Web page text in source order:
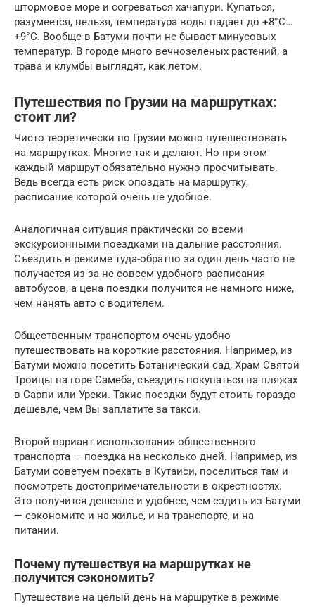
штормовое море и согреваться хачапури. Купаться,
разумеется, нельзя, температура воды падает до +8°С…
+9°С. Вообще в Батуми почти не бывает минусовых
температур. В городе много вечнозеленых растений, а
трава и клумбы выглядят, как летом.
Путешествия по Грузии на маршрутках:
стоит ли?
Чисто теоретически по Грузии можно путешествовать
на маршрутках. Многие так и делают. Но при этом
каждый маршрут обязательно нужно просчитывать.
Ведь всегда есть риск опоздать на маршрутку,
расписание которой очень не удобное.
Аналогичная ситуация практически со всеми
экскурсионными поездками на дальние расстояния.
Съездить в режиме туда-обратно за один день часто не
получается из-за не совсем удобного расписания
автобусов, а цена поездки получится не намного ниже,
чем нанять авто с водителем.
Общественным транспортом очень удобно
путешествовать на короткие расстояния. Например, из
Батуми можно посетить Ботанический сад, Храм Святой
Троицы на горе Самеба, съездить покупаться на пляжах
в Сарпи или Уреки. Такие поездки будут стоить гораздо
дешевле, чем Вы заплатите за такси.
Второй вариант использования общественного
транспорта — поездка на несколько дней. Например, из
Батуми советуем поехать в Кутаиси, поселиться там и
посмотреть достопримечательности в окрестностях.
Это получится дешевле и удобнее, чем ездить из Батуми
— сэкономите и на жилье, и на транспорте, и на
питании.
Почему путешествуя на маршрутках не
получится сэкономить?
Путешествие на целый день на маршрутке в режиме